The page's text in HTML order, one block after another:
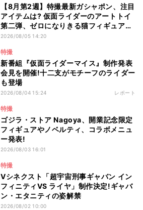
【8月第2週】特撮最新ガシャポン、注目
アイテムは? 仮面ライダーのアートトイ
第二弾、ゼロになりきる猫フィギュアも
登場
2026/08/05 14:20
特撮
新番組『仮面ライダーマイス』制作発表
会見を開催!十二支がモチーフのライダー
も登場
2026/08/04 15:24 レポート
特撮
ゴジラ・ストア Nagoya、開業記念限定
フィギュアやノベルティ、コラボメニュ
ー発表!
2026/08/03 16:01
特撮
Vシネクスト「超宇宙刑事ギャバン イン
フィニティVS ライヤ」制作決定!ギャバ
ン・エタニティの姿解禁
2026/08/02 10:00